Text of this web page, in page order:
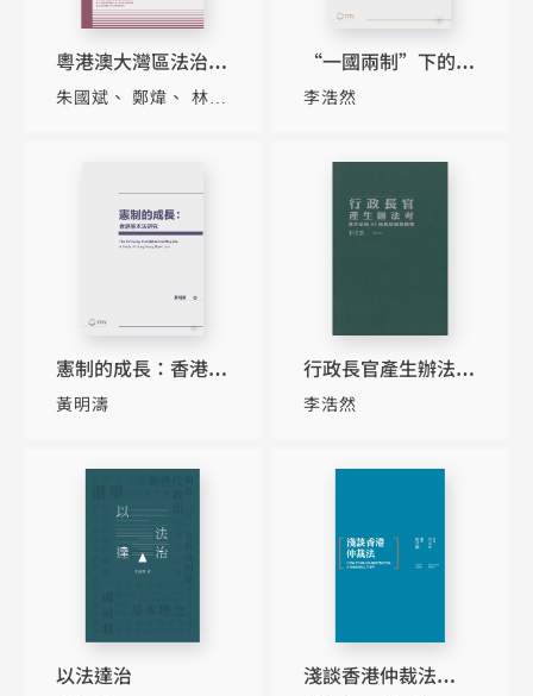
粵港澳大灣區法治建
設：法律與治理
朱國斌 鄭煒
林詠
“一國兩制”下的香
港法治和管治研究
李浩然
憲制的成長：香港基
本法研究
黃明濤
行政長官產生辦法考
——基本法第45條起
李浩然
以法達治
淺談香港仲裁法